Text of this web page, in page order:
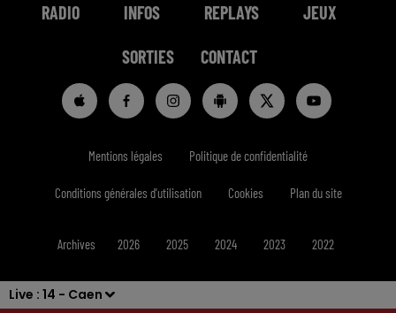
Live : 14 - Caen
RADIO INFOS REPLAYS JEUX
SORTIES CONTACT
Mentions légales Politique de confidentialité
Conditions générales d'utilisation Cookies Plan du site
Archives 2026 2025 2024 2023 2022